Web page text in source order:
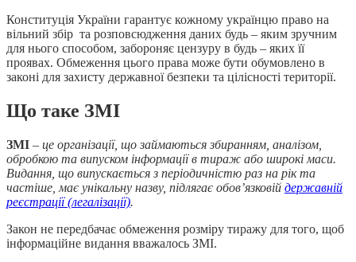
Конституція України гарантує кожному українцю право на
вільний збір та розповсюдження даних будь – яким зручним
для нього способом, забороняє цензуру в будь – яких її
проявах. Обмеження цього права може бути обумовлено в
законі для захисту державної безпеки та цілісності території.
Що таке ЗМІ
ЗМІ – це організації, що займаються збиранням, аналізом,
обробкою та випуском інформації в тираж або широкі маси.
Видання, що випускається з періодичністю раз на рік та
частіше, має унікальну назву, підлягає обов’язковій державній
реєстрації (легалізації).
Закон не передбачає обмеження розміру тиражу для того, щоб
інформаційне видання вважалось ЗМІ.